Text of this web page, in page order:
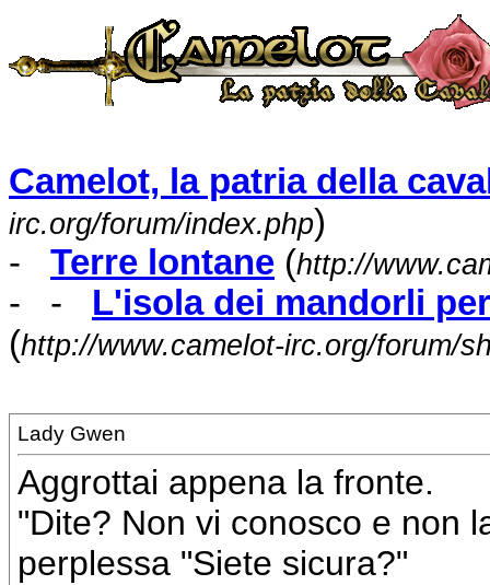
Camelot, la patria della
irc.org/forum/index.php)
- Terre lontane (http://
- - L'isola dei mandorli
(http://www.camelot-irc.org/forum/
Lady Gwen
Aggrottai appena la fronte.
"Dite? Non vi conosco e non
perplessa "Siete sicura?"